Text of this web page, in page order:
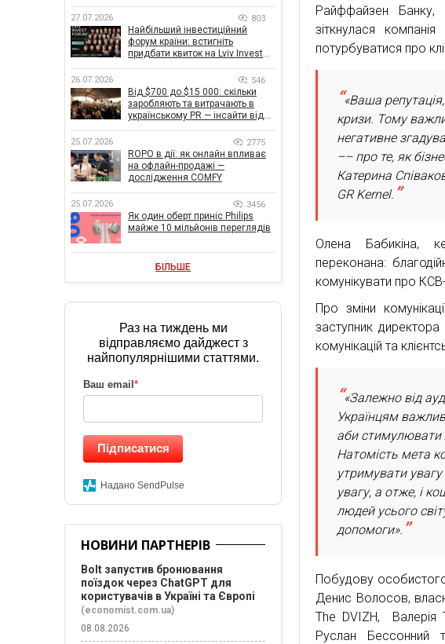
Райффайзен Банку,
зіткнулася
потурбуватися про
«Ваша
кризи. Тому
негативне
–– про те, як
Катерина
GR Kernel.
Олена Бабикіна,
переконана:
комунікувати про
Про зміни
заступник
комунікацій та
«Залежно від
Українцям
аби стимулювати
Натомість мета
утримувати
увагу, а отже, і
людей усього
допомоги».
Побудову
Денис Волосов,
The DVIZH, Валерія
Руслан Бессонний
27.07.2026 803
Найбільший інвестиційний
форум країни: встигніть
придбати квиток на Lviv Invest
26.07.2026 546
Від $700 до $15 000: скільки
заробляють та витрачають в
українському PR — інсайти від
25.07.2026 2775
ROPO в дії: як онлайн впливає
на офлайн-продажі —
дослідження COMFY
25.07.2026 3456
Як один оберт приніс Philips
майже 10 мільйонів переглядів
БІЛЬШЕ
Раз на тиждень ми
відправляємо дайджест з
найпопулярнішими статтями.
Ваш email *
Підписатися
Надано SendPulse
НОВИНИ ПАРТНЕРІВ
Bolt запустив бронювання
поїздок через ChatGPT для
користувачів в Україні та Європі
(economist.com.ua)
08.08.2026